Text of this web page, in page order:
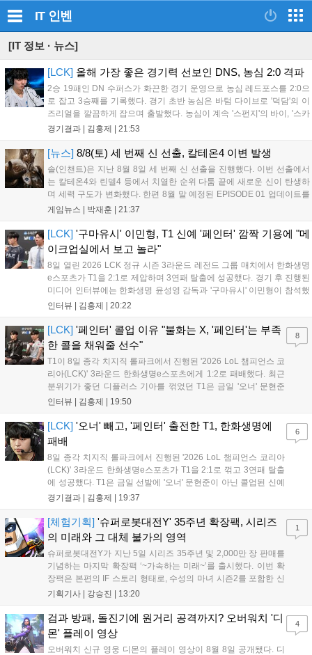
IT 인벤
[IT 정보 · 뉴스]
[LCK] 올해 가장 좋은 경기력 선보인 DNS, 농심 2:0 격파
2승 19패인 DN 수퍼스가 화끈한 경기 운영으로 농심 레드포스를 2:0으
로 잡고 3승째를 기록했다. 경기 초반 농심은 바텀 다이브로 '덕담'의 이
즈리얼을 깔끔하게 잡으며 출발했다. 농심이 계속 '스펀지'의 바이, '스카
웃'의 신드라가 맹활약하며 초반부터 잡은 주도권을 계속 잘 굴렸다.
었...
경기결과 | 김홍제 21:53
[뉴스] 8/8(토) 세 번째 신 선출, 칼테온4 이변 발생
솔(인챈트)은 지난 8월 8일 세 번째 신 선출을 진행했다. 이번 선출에서
는 칼테온4와 린델4 등에서 치열한 순위 다툼 끝에 새로운 신이 탄생하
며 세력 구도가 변화했다. 한편 8월 말 예정된 EPISODE 01 업데이트를
통해 월드 콘텐츠가 추가될 예정이며, 이를 통해 추후 주신 및 절대신에
더욱 가속화될 전망이다....
게임뉴스 | 박재훈 21:37
[LCK] '구마유시' 이민형, T1 신예 '페인터' 깜짝 기용에 "메
이크업실에서 보고 놀라"
8일 열린 2026 LCK 정규 시즌 3라운드 레전드 그룹 매치에서 한화생명
e스포츠가 T1을 2:1로 제압하며 3연패 탈출에 성공했다. 경기 후 진행된
미디어 인터뷰에는 한화생명 윤성영 감독과 '구마유시' 이민형이 참석했
다. 먼저 승리 소감에 대해 윤성영 감독은 "오랜만에 승리해 기분이 좋고,
인터뷰 | 김홍제 20:22
[LCK] '페인터' 콜업 이유 "불화는 X, '페인터'는 부족
한 콜을 채워줄 선수"
T1이 8일 종각 치지직 롤파크에서 진행된 '2026 LoL 챔피언스 코
리아(LCK)' 3라운드 한화생명e스포츠에게 1:2로 패배했다. 최근
분위기가 좋던 디플러스 기아를 꺾었던 T1은 금일 '오너' 문현준
을 빼고 신예 '페인터' 김은후를 투입시키는 강수를 뒀으나 결국
즈' 김수환의 인터뷰 내...
인터뷰 | 김홍제 19:50
8
[LCK] '오너' 빼고, '페인터' 출전한 T1, 한화생명에
패배
8일 종각 치지직 롤파크에서 진행된 '2026 LoL 챔피언스 코리아
(LCK)' 3라운드 한화생명e스포츠가 T1을 2:1로 꺾고 3연패 탈출
에 성공했다. T1은 금일 선발에 '오너' 문현준이 아닌 콜업된 신예
'페인터' 김은후를 투입했지만, 결국 1:2로 패배하고 말았다. T1은
을 빼냈다....
경기결과 | 김홍제 19:37
6
[체험기획] '슈퍼로봇대전Y' 35주년 확장팩, 시리즈
의 미래와 그 대체 불가의 영역
슈퍼로봇대전Y가 지난 5일 시리즈 35주년 및 2,000만 장 판매를
기념하는 마지막 확장팩 ‘~가속하는 미래~’를 출시했다. 이번 확
장팩은 본편의 IF 스토리 형태로, 수성의 마녀 시즌2를 포함한 신
규 참전작과 크로스오버 합체기를 선보이며 작품을 완결 짓는다.
하는 몰입감 있는 서사와 조합을 구현하며 시리즈의 미래를 향한
새로운 가능성을 제시했다....
기획기사 | 강승진 13:20
1
검과 방패, 돌진기에 원거리 공격까지? 오버워치 '디
몬' 플레이 영상
오버워치 신규 영웅 디몬의 플레이 영상이 8월 8일 공개됐다. 디
4